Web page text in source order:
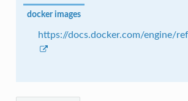
docker images
https://docs.docker.com/engine/